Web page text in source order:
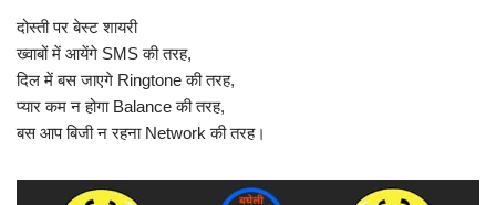
दोस्ती पर बेस्ट शायरी
ख्वाबों में आयेंगे SMS की तरह,
दिल में बस जाएगे Ringtone की तरह,
प्यार कम न होगा Balance की तरह,
बस आप बिजी न रहना Network की तरह।